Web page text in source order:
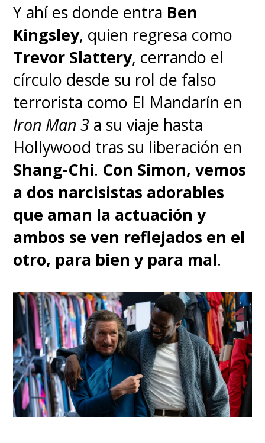
Y ahí es donde entra Ben
Kingsley, quien regresa como
Trevor Slattery, cerrando el
círculo desde su rol de falso
terrorista como El Mandarín en
Iron Man 3 a su viaje hasta
Hollywood tras su liberación en
Shang-Chi. Con Simon, vemos
a dos narcisistas adorables
que aman la actuación y
ambos se ven reflejados en el
otro, para bien y para mal.